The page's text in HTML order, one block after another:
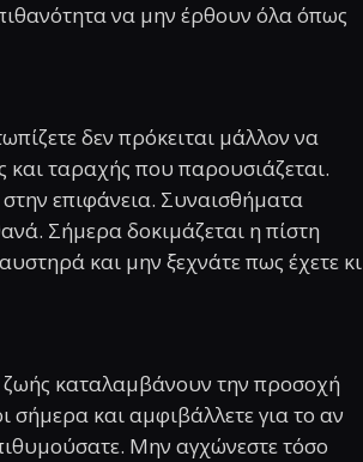
να μην έρθουν όλα όπως
δεν πρόκειται μάλλον να
και ταραχής που παρουσιάζεται.
επιφάνεια. Συναισθήματα
Σήμερα δοκιμάζεται η πίστη
και μην ξεχνάτε πως έχετε κι
ζωής καταλαμβάνουν την προσοχή
σήμερα και αμφιβάλλετε για το αν
Μην αγχώνεστε τόσο